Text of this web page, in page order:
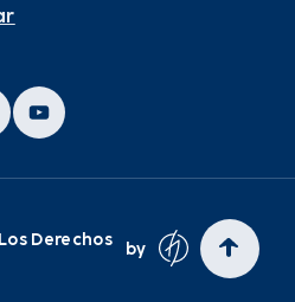
YouTube
Derechos
by